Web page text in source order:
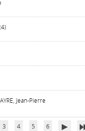
Jean-Pierre
3 4 5 6